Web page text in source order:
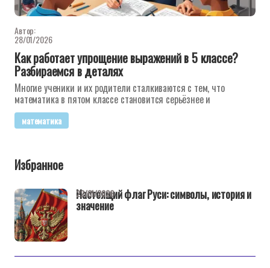
Автор:
28/01/2026
Как работает упрощение выражений в 5 классе?
Разбираемся в деталях
Многие ученики и их родители сталкиваются с тем, что
математика в пятом классе становится серьёзнее и
математика
Избранное
Настоящий флаг Руси: символы, история и
значение
22/01/2026